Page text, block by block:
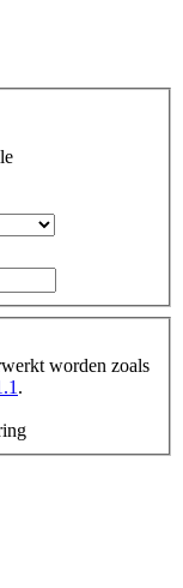
Aanvinken om
worden zoals
.